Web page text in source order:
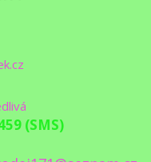
(SMS)